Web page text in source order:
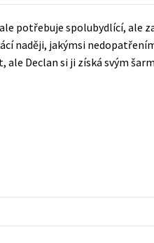
pro dospělé
pro děti
Young adult
Young adult (SK)
Zahraniční
potřebuje spolubydlící, ale
naději, jakýmsi
ale Declan si ji získá svým